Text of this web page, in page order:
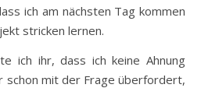
ich am nächsten Tag kommen
stricken lernen.
ich ihr, dass ich keine Ahnung
schon mit der Frage überfordert,